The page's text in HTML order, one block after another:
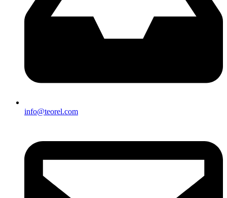
info@teorel.com